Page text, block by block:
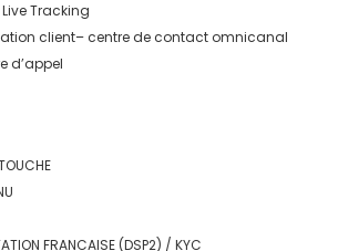
Tracking
client– centre de contact omnicanal
d’appel
FRANCAISE (DSP2) / KYC